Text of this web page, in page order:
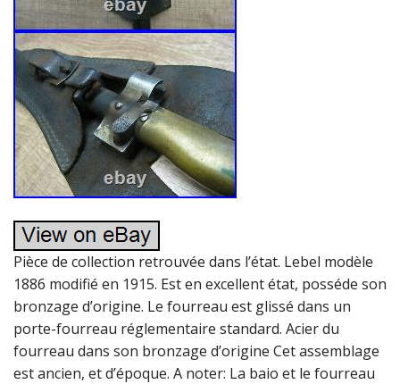
Pièce de collection retrouvée dans l’état. Lebel modèle
1886 modifié en 1915. Est en excellent état, posséde son
bronzage d’origine. Le fourreau est glissé dans un
porte-fourreau réglementaire standard. Acier du
fourreau dans son bronzage d’origine Cet assemblage
est ancien, et d’époque. A noter: La baio et le fourreau